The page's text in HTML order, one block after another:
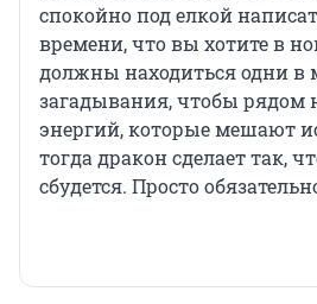
спокойно под елкой
времени, что вы хотите в
должны находиться одни в
загадывания, чтобы рядом
энергий, которые мешают
тогда дракон сделает так,
сбудется. Просто